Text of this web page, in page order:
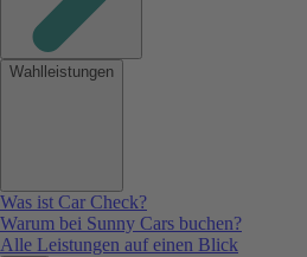
Wahlleistungen
Was ist Car Check?
Warum bei Sunny Cars buchen?
Alle Leistungen auf einen Blick